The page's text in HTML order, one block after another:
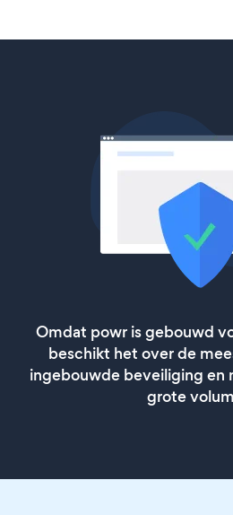
Omdat powr is gebouwd
beschikt het over de
ingebouwde beveiliging en
grote